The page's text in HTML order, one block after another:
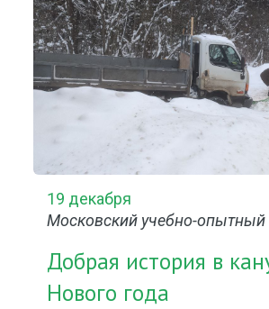
19 декабря
Московский учебно-
Добрая история в
Нового года